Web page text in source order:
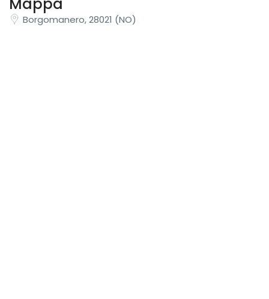
Borgomanero, 28021 (NO)